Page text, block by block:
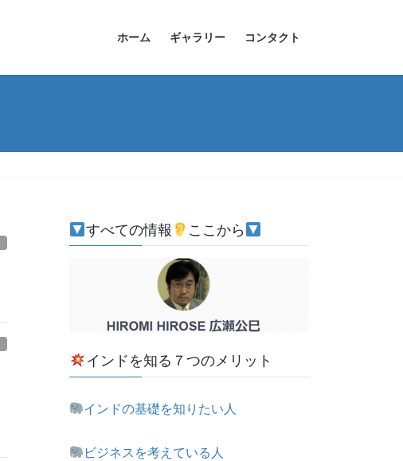
ホーム ギャラリー コンタクト
すべての情報 ここから
インドを知る７つのメリット
インドの基礎を知りたい人
ビジネスを考えている人